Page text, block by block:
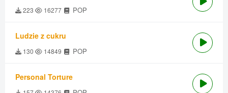
223 16277 POP
Ludzie z cukru
130 14849 POP
Personal Torture